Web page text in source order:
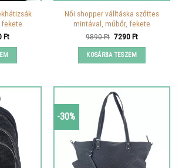
Ft.
FtCurrent
Női shopper válltáska szőttes
mintával, műbőr, fekete
9890Ft Original
was:
9890 Ft.
7290FtCurrent
KOSÁRBA TESZEM
-30%